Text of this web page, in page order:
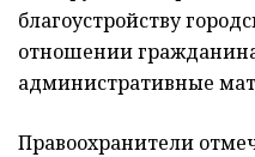
благоустройству
отношении
административные
Правоохранители